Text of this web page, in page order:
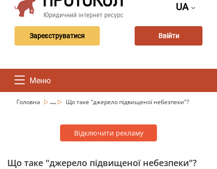
UA
Зареєструватися Ввійти
Меню
Головна ... Що таке "джерело підвищеної небезпеки"?
Відключити рекламу
Що таке "джерело підвищеної небезпеки"?